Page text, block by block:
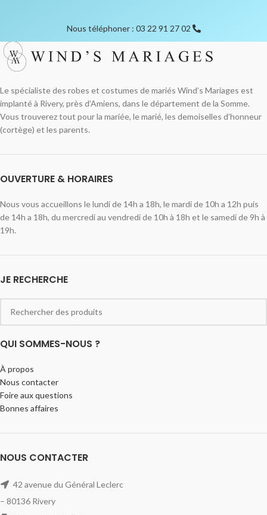
Nous téléphoner : 03 22 91 27 02
Le spécialiste des robes et costumes de mariés Wind’s Mariages est
implanté à Rivery, près d’Amiens, dans le département de la Somme.
Vous trouverez tout pour la mariée, le marié, les demoiselles d’honneur
(cortège) et les parents.
OUVERTURE & HORAIRES
Nous vous accueillons le lundi de 14h a 18h, le mardi de 10h a 12h puis
de 14h a 18h, du mercredi au vendredi de 10h à 18h et le samedi de 9h à
19h.
JE RECHERCHE
QUI SOMMES-NOUS ?
À propos
Nous contacter
Foire aux questions
Bonnes affaires
NOUS CONTACTER
42 avenue du Général Leclerc
– 80136 Rivery